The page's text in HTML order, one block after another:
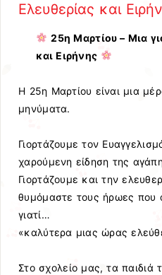
Ελευθερίας και
25η Μαρτίου – Μια
και Ειρήνης
Η 25η Μαρτίου είναι μια
μηνύματα.
Γιορτάζουμε τον
χαρούμενη είδηση της
Γιορτάζουμε και την
θυμόμαστε τους ήρωες που
γιατί…
«καλύτερα μιας ώρας
Στο σχολείο μας, τα παιδιά